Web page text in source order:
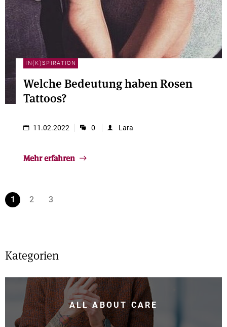
IN(K)SPIRATION
Welche Bedeutung haben Rosen
Tattoos?
11.02.2022 0 Lara
Mehr erfahren
1 2 3
Kategorien
ALL ABOUT CARE